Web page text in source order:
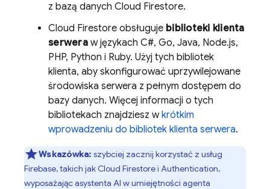
z bazą danych Cloud Firestore.
Cloud Firestore obsługuje biblioteki klienta
serweraw językach C#, Go, Java, Node.js,
PHP, Python i Ruby. Użyj tych bibliotek
klienta, aby skonfigurować uprzywilejowane
środowiska serwera z pełnym dostępem do
bazy danych. Więcej informacji o tych
bibliotekach znajdziesz wkrótkim
wprowadzeniu do bibliotek klienta serwera.
Wskazówka: szybciej zacznij korzystać z usług
Firebase, takich jak Cloud Firestorei Authentication,
wyposażając asystenta AI w umiejętności agenta